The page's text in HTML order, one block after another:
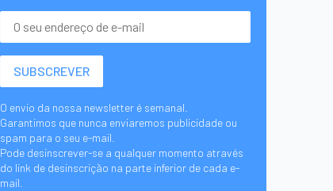
O envio da nossa newsletter é semanal.
Garantimos que nunca enviaremos publicidade ou
spam para o seu e-mail.
Pode desinscrever-se a qualquer momento através
do link de desinscrição na parte inferior de cada e-
mail.